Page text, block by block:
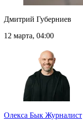
Дмитрий Губерниев
12 марта, 04:00
Олекса Бык Журналист